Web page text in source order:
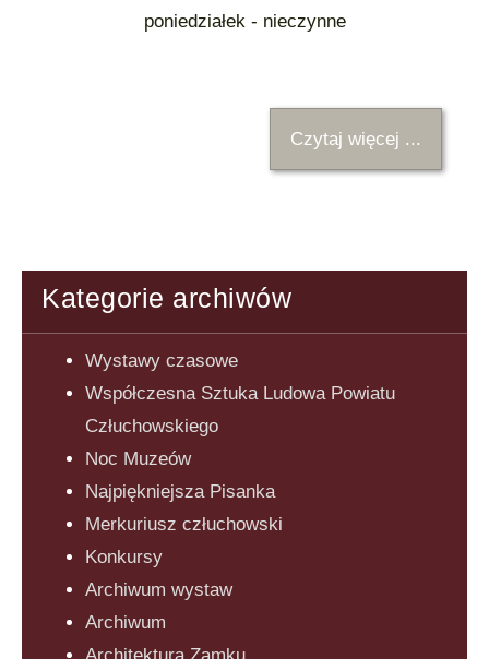
poniedziałek - nieczynne
Czytaj więcej ...
Kategorie archiwów
Wystawy czasowe
Współczesna Sztuka Ludowa Powiatu
Człuchowskiego
Noc Muzeów
Najpiękniejsza Pisanka
Merkuriusz człuchowski
Konkursy
Archiwum wystaw
Archiwum